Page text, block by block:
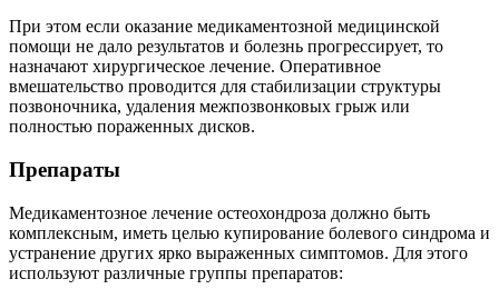
При этом если оказание медикаментозной медицинской
помощи не дало результатов и болезнь прогрессирует, то
назначают хирургическое лечение. Оперативное
вмешательство проводится для стабилизации структуры
позвоночника, удаления межпозвонковых грыж или
полностью пораженных дисков.
Препараты
Медикаментозное лечение остеохондроза должно быть
комплексным, иметь целью купирование болевого синдрома и
устранение других ярко выраженных симптомов. Для этого
используют различные группы препаратов: